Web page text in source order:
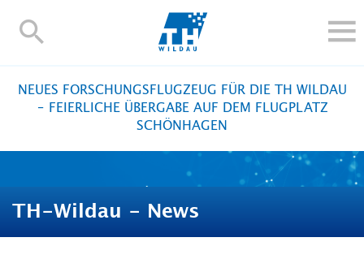
TH-
IM STUDIUM
FORSCHUNG UND TRANSFER
INTERNATIONAL
BESCHÄFTIGTE
NEUES FORSCHUNGSFLUGZEUG FÜR DIE TH WILDAU
– FEIERLICHE ÜBERGABE AUF DEM FLUGPLATZ
SCHÖNHAGEN
TH-Wildau - News